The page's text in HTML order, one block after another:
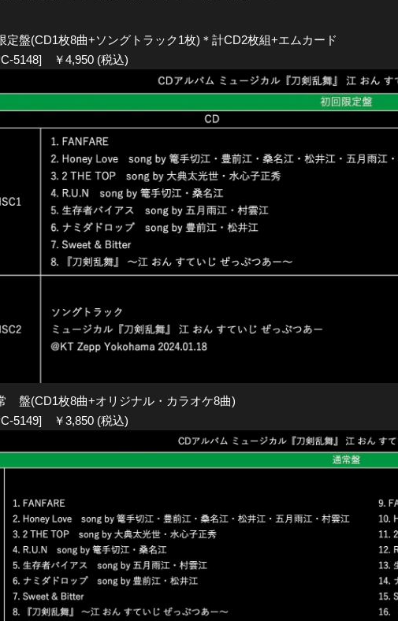
定盤(CD1枚8曲+ソングトラック1枚)＊計CD2枚組+エムカード
5148] ￥4,950 (税込)
盤(CD1枚8曲+オリジナル・カラオケ8曲)
5149] ￥3,850 (税込)